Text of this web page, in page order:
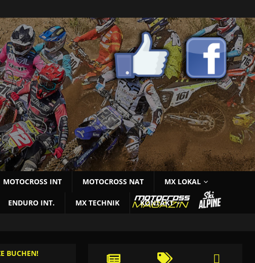
MOTOCROSS INT MOTOCROSS NAT MX LOKAL
ENDURO INT. MX TECHNIK KONTAKT
BUCHEN!